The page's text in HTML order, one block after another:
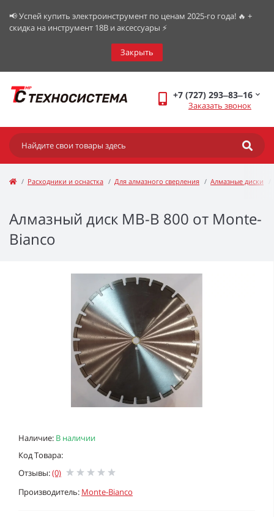
📢 Успей купить электроинструмент по ценам 2025-го года! 🔥 +
скидка на инструмент 18В и аксессуары ⚡️
Закрыть
+7 (727) 293‒83‒16
Заказать звонок
Расходники и оснастка Для алмазного сверления Алмазные диски
Алмазный диск МВ-B 800 от Monte-
Bianco
Наличие: В наличии
Код Товара:
Отзывы:(0)
Производитель: Monte-Bianco